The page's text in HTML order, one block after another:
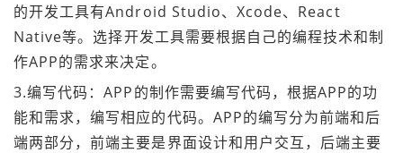
的开发工具有Android Studio、Xcode、React
Native等。选择开发工具需要根据自己的编程技术和制
作APP的需求来决定。
3.编写代码：APP的制作需要编写代码，根据APP的功
能和需求，编写相应的代码。APP的编写分为前端和后
端两部分，前端主要是界面设计和用户交互，后端主要